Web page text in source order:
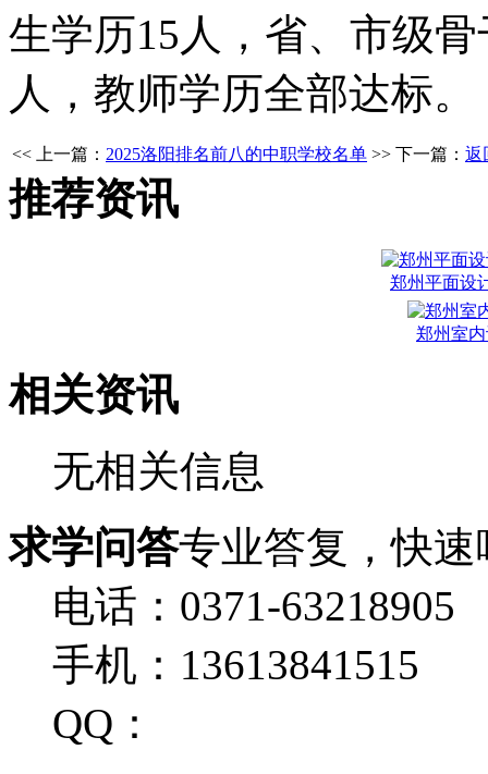
生学历15人，省、市级
人，教师学历全部达标。
<< 上一篇： 2025洛阳排名前八的中职学校名单 >> 下一篇： 返
推荐资讯
郑州平面设
郑州室
相关资讯
无相关信息
求学问答专业答复，快速
电话：0371-63218905
手机：13613841515
QQ：